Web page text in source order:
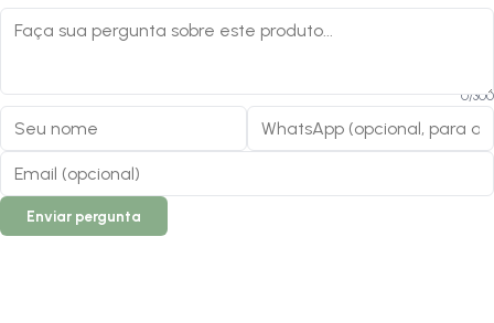
Assista nosso canal no YouTube:Lojanapista
0/300
Enviar pergunta